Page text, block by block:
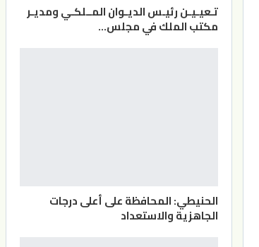
تـعيـيـن رئيـس الديـوان المــلكـي ومديـر
مكتب الملك في مجلس…
الحنيطي: المحافظة على أعلى درجات
الجاهزية والاستعداد